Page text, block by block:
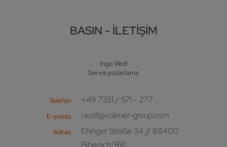
BASIN - İLETIŞIM
Ingo Wolf
Servis pazarlama
Telefon +49 7351 / 571 - 277
E-posta i.wolf@vollmer-group.com
Adres
Ehinger Straße 34 // 88400
Biberach/Riß